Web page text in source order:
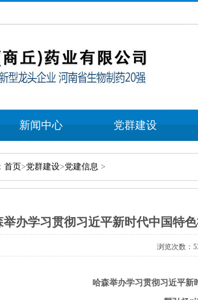
新闻中心 党群建设
首页>党群建设>党建信息 >
举办学习贯彻习近平新时代中国特
浏览次数：
哈森举办学习贯彻习近平新